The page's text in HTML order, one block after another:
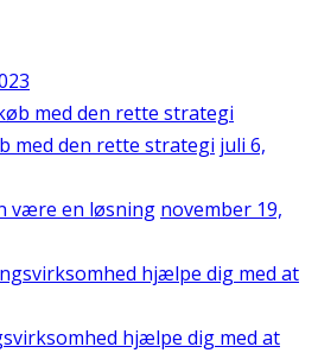
med den rette strategi juli 6,
være en løsning november 19,
hjælpe dig med at